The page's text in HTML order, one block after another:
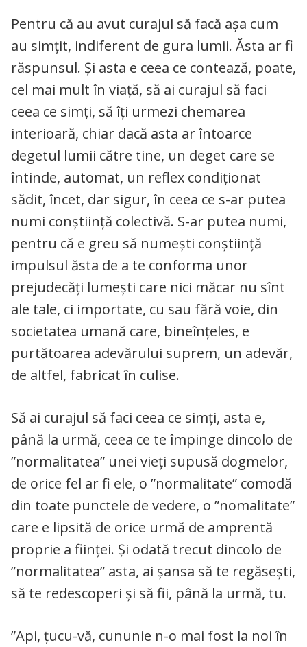
Pentru că au avut curajul să facă așa cum
au simțit, indiferent de gura lumii. Ăsta ar fi
răspunsul. Și asta e ceea ce contează, poate,
cel mai mult în viață, să ai curajul să faci
ceea ce simți, să îți urmezi chemarea
interioară, chiar dacă asta ar întoarce
degetul lumii către tine, un deget care se
întinde, automat, un reflex condiționat
sădit, încet, dar sigur, în ceea ce s-ar putea
numi conștiință colectivă. S-ar putea numi,
pentru că e greu să numești conștiință
impulsul ăsta de a te conforma unor
prejudecăți lumești care nici măcar nu sînt
ale tale, ci importate, cu sau fără voie, din
societatea umană care, bineînțeles, e
purtătoarea adevărului suprem, un adevăr,
de altfel, fabricat în culise.
Să ai curajul să faci ceea ce simți, asta e,
până la urmă, ceea ce te împinge dincolo de
”normalitatea” unei vieți supusă dogmelor,
de orice fel ar fi ele, o ”normalitate” comodă
din toate punctele de vedere, o ”nomalitate”
care e lipsită de orice urmă de amprentă
proprie a ființei. Și odată trecut dincolo de
”normalitatea” asta, ai șansa să te regăsești,
să te redescoperi și să fii, până la urmă, tu.
”Api, țucu-vă, cununie n-o mai fost la noi în